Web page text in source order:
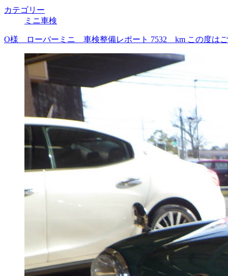
カテゴリー
ミニ車検
O様 ローバーミニ 車検整備レポート 7532 km この度はご